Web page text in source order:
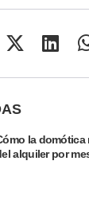
la domótica
alquiler por